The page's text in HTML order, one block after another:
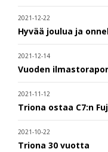
2021-12-22
Hyvää joulua ja
2021-12-14
Vuoden
2021-11-12
Triona ostaa C7:n
2021-10-22
Triona 30 vuotta